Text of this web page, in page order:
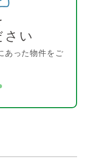
さい
あった物件をご